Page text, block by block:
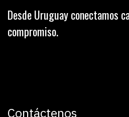
Desde Uruguay conectamos
compromiso.
Contáctenos